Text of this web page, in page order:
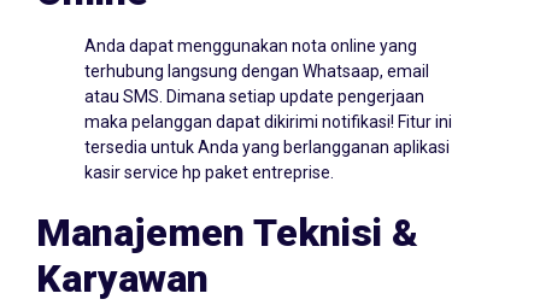
terhubung langsung dengan Whatsaap, email
atau SMS. Dimana setiap update pengerjaan
maka pelanggan dapat dikirimi notifikasi! Fitur ini
tersedia untuk Anda yang berlangganan aplikasi
kasir service hp paket entreprise.
Manajemen Teknisi &
Karyawan